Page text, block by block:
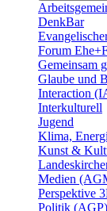
DenkBar
Forum
Gemeinsam
Glaube und
Interaction
Interkulturell
Jugend
Klima,
Kunst &
Medien
Perspektive
Politik (AGP)